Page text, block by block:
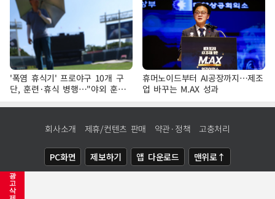
광
고
삭
'폭염 휴식기' 프로야구 10개 구
단, 훈련·휴식 병행…"야외 훈련
해도 안전 최우선"
휴머노이드부터 AI공장까지…제조
업 바꾸는 M.AX 성과
회사소개 제휴/컨텐츠 판매 약관·정책 고충처리
PC화면 제보하기 앱 다운로드 맨위로↑